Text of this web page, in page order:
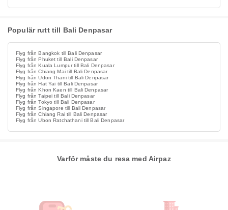
Populär rutt till Bali Denpasar
Flyg från Bangkok till Bali Denpasar
Flyg från Phuket till Bali Denpasar
Flyg från Kuala Lumpur till Bali Denpasar
Flyg från Chiang Mai till Bali Denpasar
Flyg från Udon Thani till Bali Denpasar
Flyg från Hat Yai till Bali Denpasar
Flyg från Khon Kaen till Bali Denpasar
Flyg från Taipei till Bali Denpasar
Flyg från Tokyo till Bali Denpasar
Flyg från Singapore till Bali Denpasar
Flyg från Chiang Rai till Bali Denpasar
Flyg från Ubon Ratchathani till Bali Denpasar
Varför måste du resa med Airpaz